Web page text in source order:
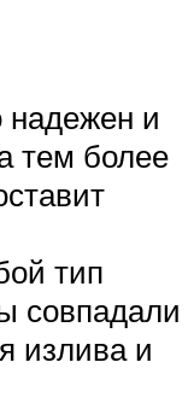
и
тем более
тип
совпадали
излива и